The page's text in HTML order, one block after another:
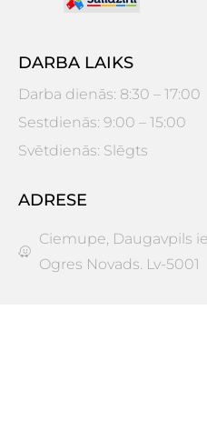
DARBA LAIKS
Darba dienās: 8:30 – 17:00
Sestdienās: 9:00 – 15:00
Svētdienās: Slēgts
ADRESE
Ciemupe, Daugavpils
Ogres Novads. Lv-5001